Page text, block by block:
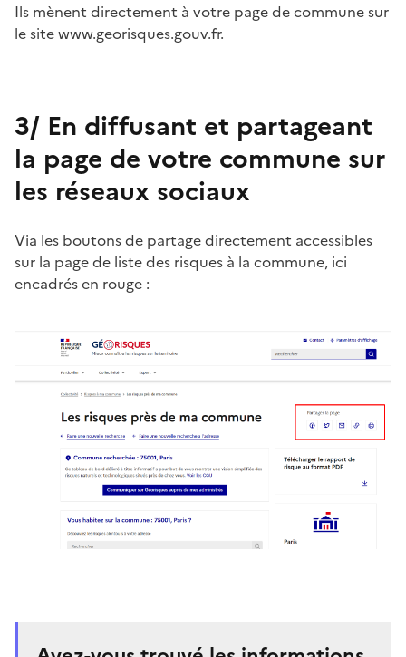
Ils mènent directement à votre page de commune sur
le sitewww.georisques.gouv.fr.
3/ En diffusant et partageant
la page de votre commune sur
les réseaux sociaux
Via les boutons de partage directement accessibles
sur la page de liste des risques à la commune, ici
encadrés en rouge :